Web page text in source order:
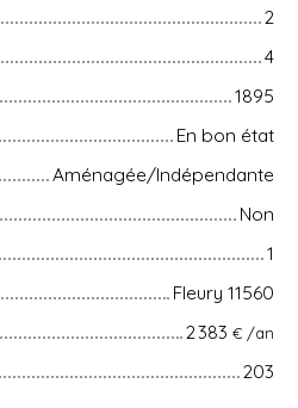
2
4
1895
En bon état
Aménagée/Indépendante
Non
1
Fleury 11560
2 383 € /an
203